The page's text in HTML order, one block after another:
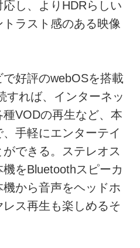
し、よりHDRらしい
ラスト感のある映像
好評のwebOSを搭載
すれば、インターネッ
種VODの再生など、本
手軽にエンターテイ
できる。ステレオス
をBluetoothスピーカ
から音声をヘッドホ
ス再生も楽しめるそ